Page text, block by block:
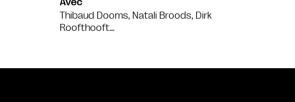
Avec
Thibaud Dooms, Natali Broods, Dirk
Roofthooft…